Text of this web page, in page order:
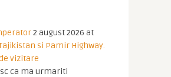
2 august 2026 at
si Pamir Highway.
vizitare
ca ma urmariti